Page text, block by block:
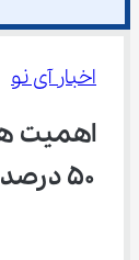
اخبار آی نو
اهمیت
۵۰ درصدی در آموزش های مهارتی